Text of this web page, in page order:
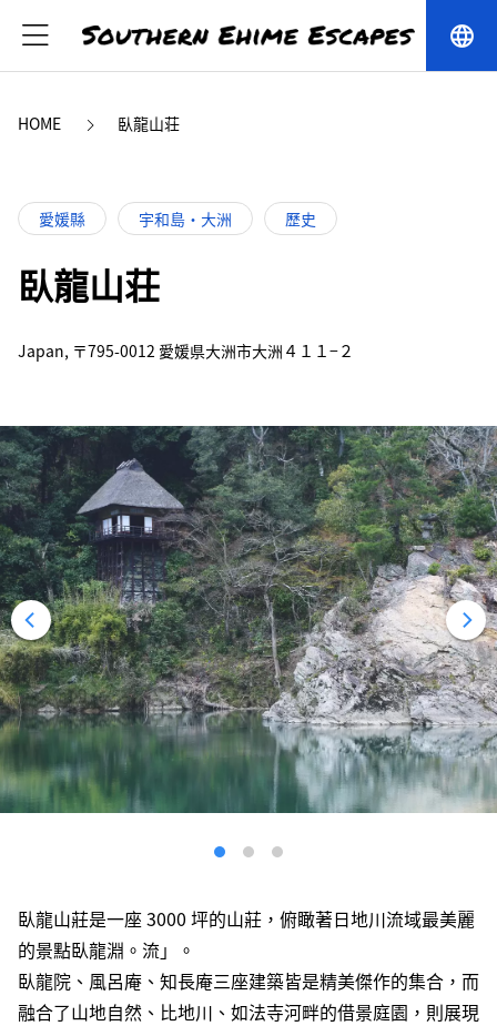
language
HOME 臥龍山荘
愛媛縣 宇和島・大洲 歷史
臥龍山荘
Japan, 〒795-0012 愛媛県大洲市大洲４１１−２
臥龍山莊是一座 3000 坪的山莊，俯瞰著日地川流域最美麗
的景點臥龍淵。流」。
臥龍院、風呂庵、知長庵三座建築皆是精美傑作的集合，而
融合了山地自然、比地川、如法寺河畔的借景庭園，則展現